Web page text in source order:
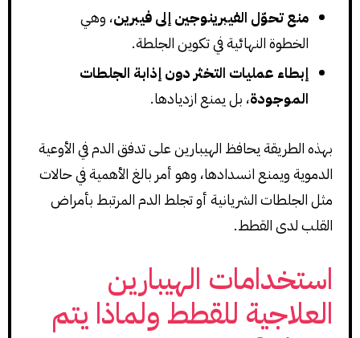
منع تحوّل الفيبرينوجين إلى فيبرين، وهي
الخطوة النهائية في تكوين الجلطة.
إبطاء عمليات التخثر دون إذابة الجلطات
الموجودة، بل يمنع ازديادها.
بهذه الطريقة يحافظ الهيبارين على تدفق الدم في الأوعية
الدموية ويمنع انسدادها، وهو أمر بالغ الأهمية في حالات
مثل الجلطات الشريانية أو تجلط الدم المرتبط بأمراض
القلب لدى القطط.
استخدامات الهيبارين
العلاجية للقطط ولماذا يتم